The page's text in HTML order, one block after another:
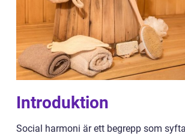
Introduktion
Social harmoni är ett begrepp som